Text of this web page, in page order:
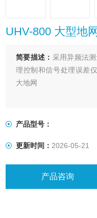
UHV-800 大型地
简要描述： 采用异频法
理控制和信号处理误差
大地网
产品型号：
更新时间： 2026-05-21
产品咨询